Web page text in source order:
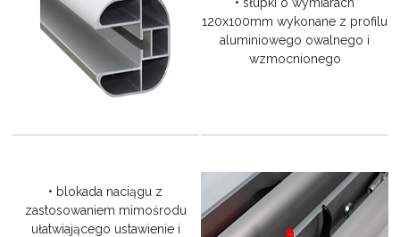
120x100mm wykonane z profilu
aluminiowego owalnego i
wzmocnionego
• blokada naciągu z
zastosowaniem mimośrodu
ułatwiającego ustawienie i